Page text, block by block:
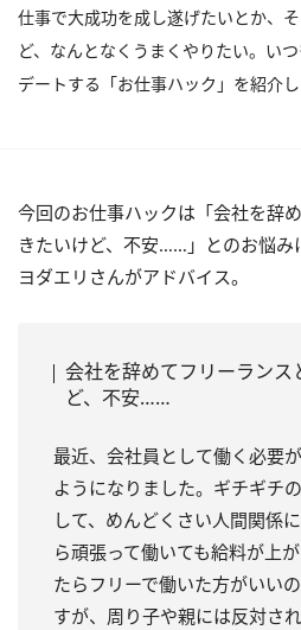
仕事で大成功を成し遂げたいとか、
ど、なんとなくうまくやりたい。い
デートする「お仕事ハック」を紹介し
今回のお仕事ハックは「会社を辞
きたいけど、不安……」とのお悩み
ヨダエリさんがアドバイス。
会社を辞めてフリーランス
ど、不安……
最近、会社員として働く必要
ようになりました。ギチギチ
して、めんどくさい人間関係
ら頑張って働いても給料が上
たらフリーで働いた方がいい
すが、周り子や親には反対さ